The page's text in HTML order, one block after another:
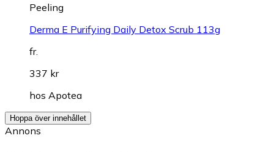
Peeling
Derma E Purifying Daily Detox Scrub 113g
fr.
337 kr
hos Apotea
Hoppa över innehållet
Annons